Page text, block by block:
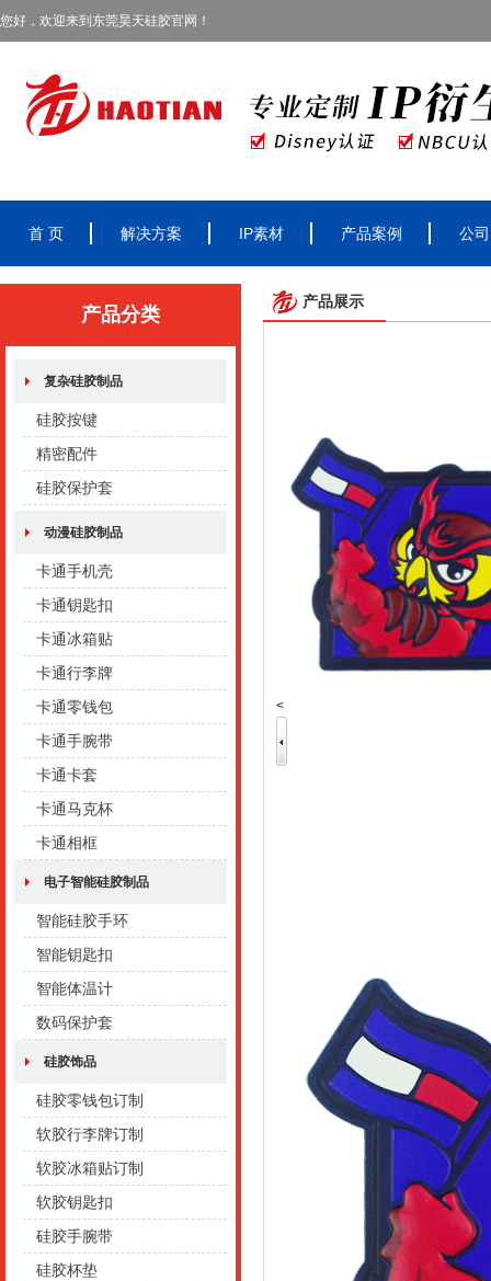
您好，欢迎来到东莞昊天硅胶官网！
首 页 解决方案 IP素材 产品案例 公
产品分类
复杂硅胶制品
硅胶按键
精密配件
硅胶保护套
动漫硅胶制品
卡通手机壳
卡通钥匙扣
卡通冰箱贴
卡通行李牌
卡通零钱包
卡通手腕带
卡通卡套
卡通马克杯
卡通相框
电子智能硅胶制品
智能硅胶手环
智能钥匙扣
智能体温计
数码保护套
硅胶饰品
硅胶零钱包订制
软胶行李牌订制
软胶冰箱贴订制
软胶钥匙扣
硅胶手腕带
硅胶杯垫
产品展示
<